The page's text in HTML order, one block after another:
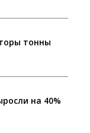
тонны
на 40%